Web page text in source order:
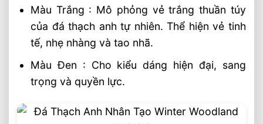
Màu Trắng : Mô phỏng vẻ trắng thuần túy
của đá thạch anh tự nhiên. Thể hiện vẻ tinh
tế, nhẹ nhàng và tao nhã.
Màu Đen : Cho kiểu dáng hiện đại, sang
trọng và quyền lực.